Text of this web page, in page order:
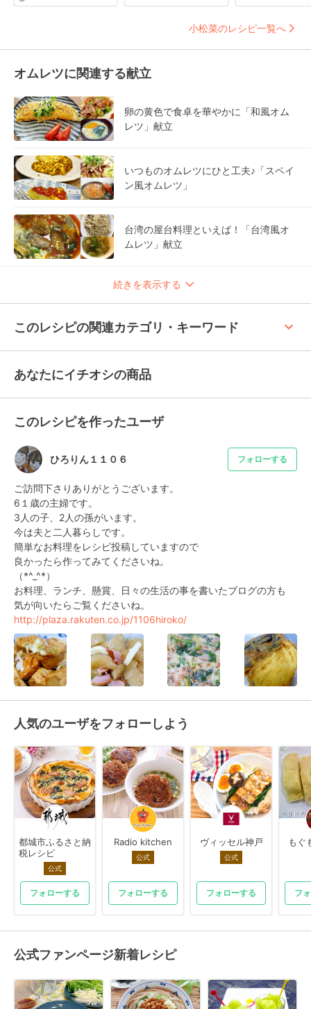
小松菜のレシピ一覧へ
オムレツに関連する献立
卵の黄色で食卓を華やかに「和風オム
レツ」献立
いつものオムレツにひと工夫♪「スペイ
ン風オムレツ」
台湾の屋台料理といえば！「台湾風オ
ムレツ」献立
続きを表示する
このレシピの関連カテゴリ・キーワード keyboard_arrow_up
あなたにイチオシの商品
このレシピを作ったユーザ
ひろりん１１０６ フォローする
ご訪問下さりありがとうございます。
6１歳の主婦です。
3人の子、2人の孫がいます。
今は夫と二人暮らしです。
簡単なお料理をレシピ投稿していますので
良かったら作ってみてくださいね。
（*^_^*）
お料理、ランチ、懸賞、日々の生活の事を書いたブログの方も
http://plaza.rakuten.co.jp/1106hiroko/
人気のユーザをフォローしよう
都城市ふるさと納
税レシピ
公式
フォローする
Radio kitchen
公式
フォローする
ヴィッセル神戸
公式
フォローする
もぐ
フ
公式ファンページ新着レシピ